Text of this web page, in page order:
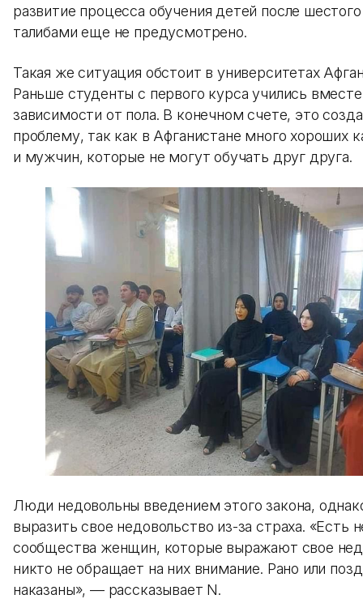
развитие процесса обучения детей после шестого
талибами еще не предусмотрено.
Такая же ситуация обстоит в университетах
Раньше студенты с первого курса учились
зависимости от пола. В конечном счете, это
проблему, так как в Афганистане много хороших
и мужчин, которые не могут обучать друг друга.
Люди недовольны введением этого закона,
выразить свое недовольство из-за страха. «Есть
сообщества женщин, которые выражают свое
никто не обращает на них внимание. Рано или
наказаны», — рассказывает N.